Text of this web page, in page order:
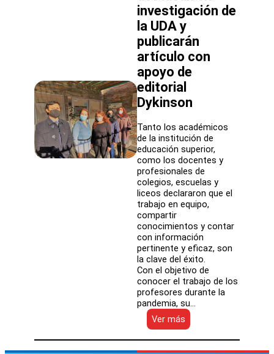
investigación de
la UDA y
publicarán
artículo con
apoyo de
editorial
Dykinson
Tanto los académicos
de la institución de
educación superior,
como los docentes y
profesionales de
colegios, escuelas y
liceos declararon que el
trabajo en equipo,
compartir
conocimientos y contar
con información
pertinente y eficaz, son
la clave del éxito.
Con el objetivo de
conocer el trabajo de los
profesores durante la
pandemia, su…
Ver más
Profesores
de
inglés